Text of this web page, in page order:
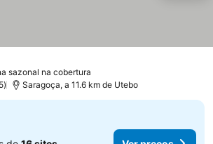
sazonal na cobertura
Saragoça, a 11.6 km de Utebo